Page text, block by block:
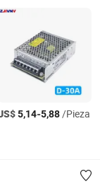
5,14-5,88/Pieza